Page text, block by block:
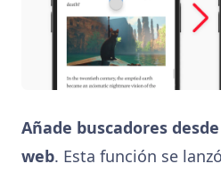
Añade buscadores
web. Esta función se